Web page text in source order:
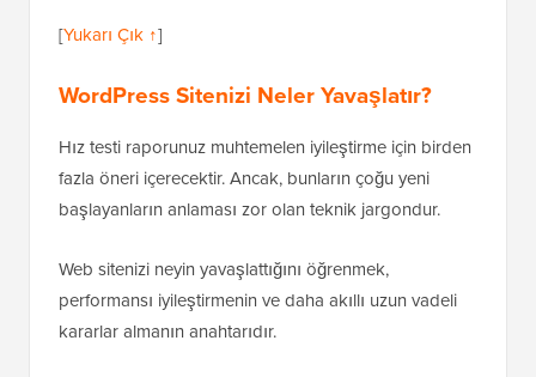
[Yukarı Çık ↑]
WordPress Sitenizi Neler Yavaşlatır?
Hız testi raporunuz muhtemelen iyileştirme için birden
fazla öneri içerecektir. Ancak, bunların çoğu yeni
başlayanların anlaması zor olan teknik jargondur.
Web sitenizi neyin yavaşlattığını öğrenmek,
performansı iyileştirmenin ve daha akıllı uzun vadeli
kararlar almanın anahtarıdır.